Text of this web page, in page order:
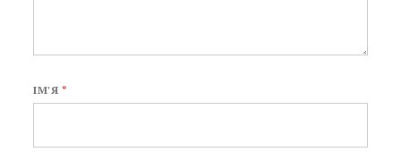
ІМ'Я *